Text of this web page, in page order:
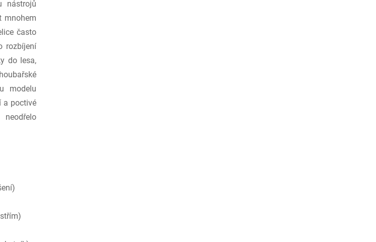
nástrojů
mnohem
často
rozbíjení
do lesa,
modelu
a poctivé